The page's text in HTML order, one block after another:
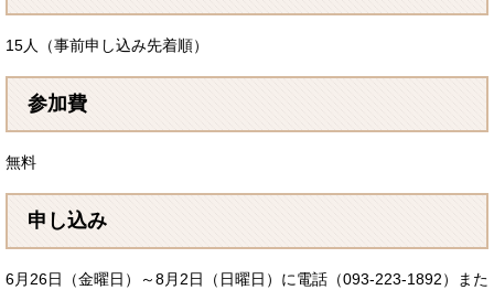
15人（事前申し込み先着順）
参加費
無料
申し込み
6月26日（金曜日）～8月2日（日曜日）に電話（093-223-1892）また